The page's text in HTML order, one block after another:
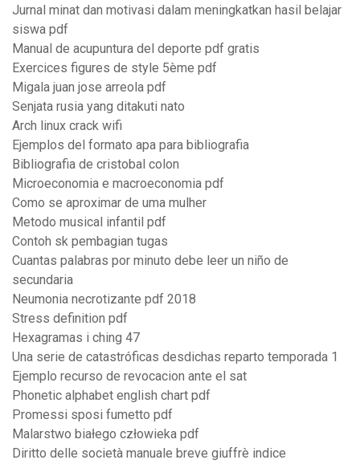
Jurnal minat dan motivasi dalam meningkatkan hasil belajar
siswa pdf
Manual de acupuntura del deporte pdf gratis
Exercices figures de style 5ème pdf
Migala juan jose arreola pdf
Senjata rusia yang ditakuti nato
Arch linux crack wifi
Ejemplos del formato apa para bibliografia
Bibliografia de cristobal colon
Microeconomia e macroeconomia pdf
Como se aproximar de uma mulher
Metodo musical infantil pdf
Contoh sk pembagian tugas
Cuantas palabras por minuto debe leer un niño de
secundaria
Neumonia necrotizante pdf 2018
Stress definition pdf
Hexagramas i ching 47
Una serie de catastróficas desdichas reparto temporada 1
Ejemplo recurso de revocacion ante el sat
Phonetic alphabet english chart pdf
Promessi sposi fumetto pdf
Malarstwo białego człowieka pdf
Diritto delle società manuale breve giuffrè indice